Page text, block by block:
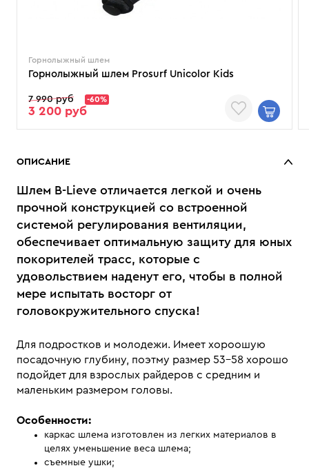
Горнолыжный шлем
Горнолыжный шлем Prosurf Unicolor Kids
7 990 руб -60%
3 200 руб
ОПИСАНИЕ
Шлем B-Lieve отличается легкой и очень
прочной конструкцией со встроенной
системой регулирования вентиляции,
обеспечивает оптимальную защиту для юных
покорителей трасс, которые с
удовольствием наденут его, чтобы в полной
мере испытать восторг от
головокружительного спуска!
Для подростков и молодежи. Имеет хороошую
посадочную глубину, поэтму размер 53-58 хорошо
подойдет для взрослых райдеров с средним и
маленьким размером головы.
Особенности:
каркас шлема изготовлен из легких материалов в
целях уменьшение веса шлема;
съемные ушки;